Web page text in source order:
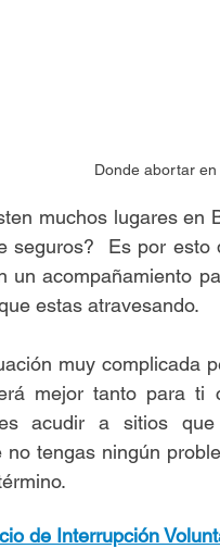
Donde abortar
muchos lugares en
seguros?  Es por esto
un acompañamiento
estas atravesando.
muy complicada
mejor tanto para
acudir a sitios
no tengas ningún
de Interrupción